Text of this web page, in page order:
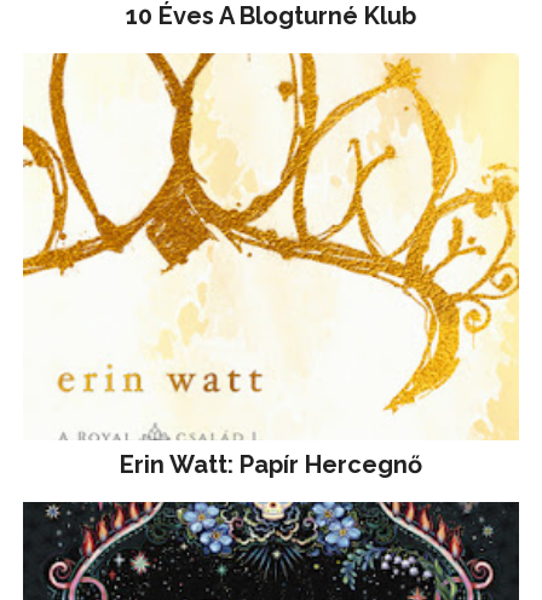
10 Éves A Blogturné Klub
Erin Watt: Papír Hercegnő